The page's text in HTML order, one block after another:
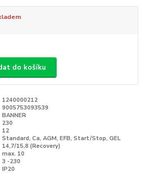
do košíku
1240000212
9005753093539
BANNER
230
12
Standard, Ca, AGM, EFB, Start/Stop, GEL
14,7/15,8 (Recovery)
max. 10
3 -230
IP20